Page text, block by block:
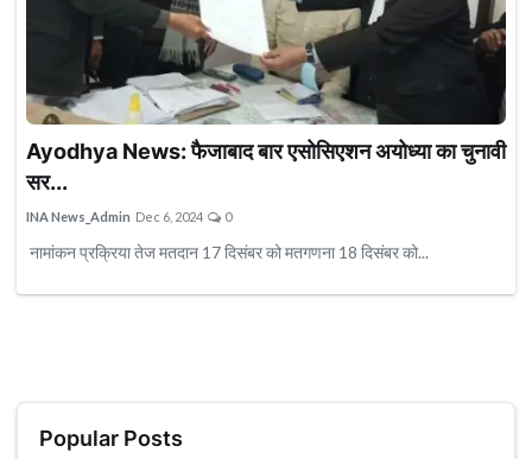
अमेठी न्यूज़
मुरादाबाद न्यूज़
मऊ न्यूज़
बाराबंकी न्यूज़
सीतापुर न्यूज़
आगरा न्यूज़
बिजनौर न्यूज़
Ayodhya News: फैजाबाद बार एसोसिएशन अयोध्या का चुनावी
सर...
INA News_Admin Dec 6, 2024 0
नामांकन प्रक्रिया तेज मतदान 17 दिसंबर को मतगणना 18 दिसंबर को...
Popular Posts